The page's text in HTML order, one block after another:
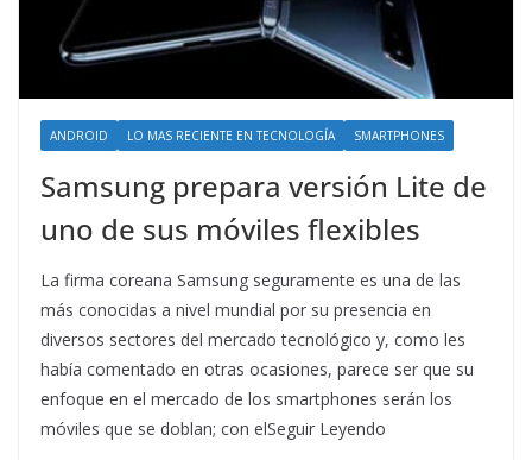
ANDROID LO MAS RECIENTE EN TECNOLOGÍA SMARTPHONES
Samsung prepara versión Lite de
uno de sus móviles flexibles
La firma coreana Samsung seguramente es una de las
más conocidas a nivel mundial por su presencia en
diversos sectores del mercado tecnológico y, como les
había comentado en otras ocasiones, parece ser que su
enfoque en el mercado de los smartphones serán los
móviles que se doblan; con elSeguir Leyendo